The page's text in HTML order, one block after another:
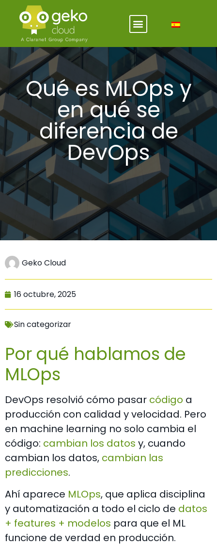
Qué es MLOps y
en qué se
diferencia de
DevOps
Geko Cloud
16 octubre, 2025
Sin categorizar
Por qué hablamos de
MLOps
DevOps resolvió cómo pasar código a
producción con calidad y velocidad. Pero
en machine learning no solo cambia el
código: cambian los datos y, cuando
cambian los datos, cambian las
predicciones.
Ahí aparece MLOps, que aplica disciplina
y automatización a todo el ciclo de datos
+ features + modelos para que el ML
funcione de verdad en producción.